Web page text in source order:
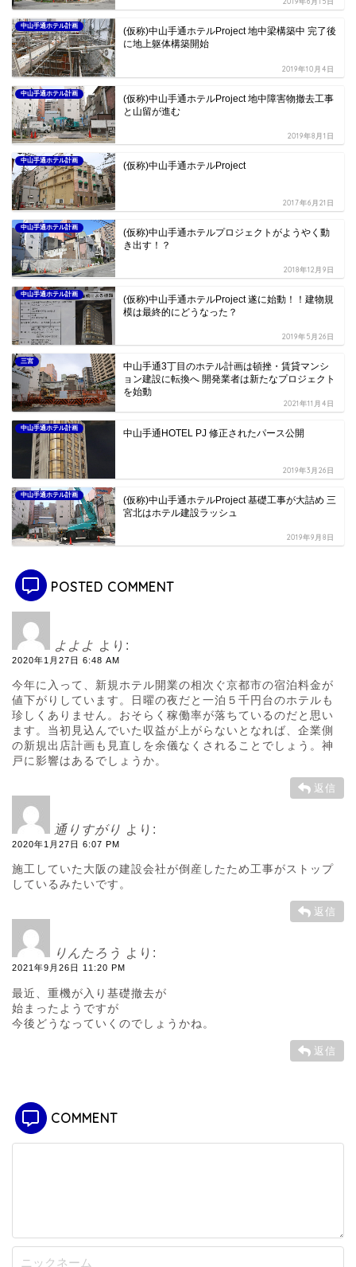
中山手通ホテル計画
(仮称)中山手通ホテルProject 地中梁構築中 完了後
に地上躯体構築開始
2019年10月4日
中山手通ホテル計画
(仮称)中山手通ホテルProject 地中障害物撤去工事
と山留が進む
2019年8月1日
中山手通ホテル計画 (仮称)中山手通ホテルProject
2017年6月21日
中山手通ホテル計画
(仮称)中山手通ホテルプロジェクトがようやく動
き出す！？
2018年12月9日
中山手通ホテル計画
(仮称)中山手通ホテルProject 遂に始動！！建物規
模は最終的にどうなった？
2019年5月26日
三宮
中山手通3丁目のホテル計画は頓挫・賃貸マンシ
ョン建設に転換へ 開発業者は新たなプロジェクト
を始動
2021年11月4日
中山手通ホテル計画 中山手通HOTEL PJ 修正されたパース公開
2019年3月26日
中山手通ホテル計画
(仮称)中山手通ホテルProject 基礎工事が大詰め 三
宮北はホテル建設ラッシュ
2019年9月8日
POSTED COMMENT
よよよ より:
2020年1月27日 6:48 AM
今年に入って、新規ホテル開業の相次ぐ京都市の宿泊料金が
値下がりしています。日曜の夜だと一泊５千円台のホテルも
珍しくありません。おそらく稼働率が落ちているのだと思い
ます。当初見込んでいた収益が上がらないとなれば、企業側
の新規出店計画も見直しを余儀なくされることでしょう。神
戸に影響はあるでしょうか。
返信
通りすがり より:
2020年1月27日 6:07 PM
施工していた大阪の建設会社が倒産したため工事がストップ
しているみたいです。
返信
りんたろう より:
2021年9月26日 11:20 PM
最近、重機が入り基礎撤去が
始まったようですが
今後どうなっていくのでしょうかね。
返信
COMMENT